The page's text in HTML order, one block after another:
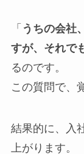
「 うちの会社
すが、それで
るのです。
この質問で、
結果的に、入
上がります。